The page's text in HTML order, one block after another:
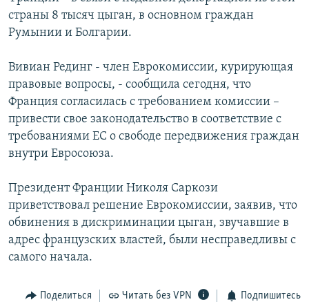
РАСПИСАНИЕ ВЕЩАНИЯ
ПОДПИШИТЕСЬ НА РАССЫЛКУ
страны 8 тысяч цыган, в основном граждан
Румынии и Болгарии.
Вивиан Рединг - член Еврокомиссии, курирующая
правовые вопросы, - сообщила сегодня, что
Франция согласилась с требованием комиссии –
привести свое законодательство в соответствие с
требованиями ЕС о свободе передвижения граждан
внутри Евросоюза.
Президент Франции Николя Саркози
приветствовал решение Еврокомиссии, заявив, что
обвинения в дискриминации цыган, звучавшие в
адрес французских властей, были несправедливы с
самого начала.
Поделиться Читать без VPN Подпишитесь